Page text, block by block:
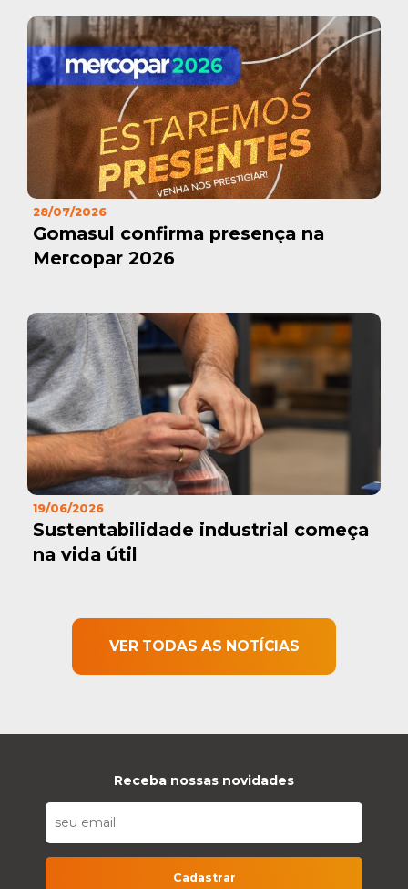
28/07/2026
Gomasul confirma presença na
Mercopar 2026
19/06/2026
Sustentabilidade industrial começa
na vida útil
VER TODAS AS NOTÍCIAS
Receba nossas novidades
Cadastrar